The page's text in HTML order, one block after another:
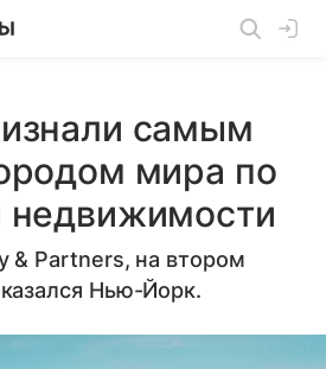
самым
мира по
недвижимости
& Partners, на втором
Нью-Йорк.